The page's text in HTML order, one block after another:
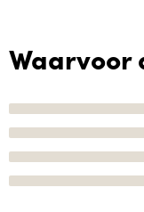
Waarvoor